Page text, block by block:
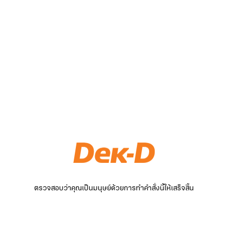
ตรวจสอบว่าคุณเป็นมนุษย์ด้วยการทำคำสั่งนี้ให้เสร็จสิ้น